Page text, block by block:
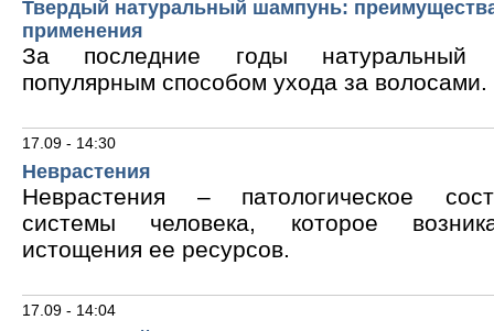
Твердый натуральный шампунь:
применения
За последние годы натуральный
популярным способом ухода за волосами.
17.09 - 14:30
Неврастения
Неврастения – патологическое
системы человека, которое
истощения ее ресурсов.
17.09 - 14:04